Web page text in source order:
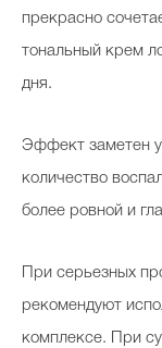
прекрасно
тональный крем
дня.
Эффект заметен
количество
более ровной и
При серьезных
рекомендуют
комплексе. При